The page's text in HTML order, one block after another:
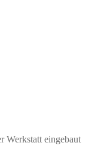
Werkstatt eingebaut